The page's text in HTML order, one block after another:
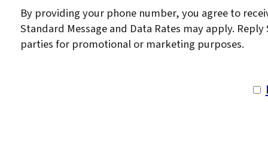
By providing your phone number, you agree to
Standard Message and Data Rates may apply.
parties for promotional or marketing purposes.
I